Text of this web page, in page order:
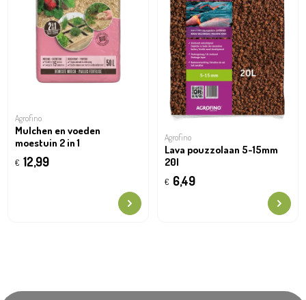
Agrofino
Mulchen en voeden
moestuin 2 in 1
€ 12,99
Agrofino
Lava pouzzolaan 5-15mm
20l
€ 6,49